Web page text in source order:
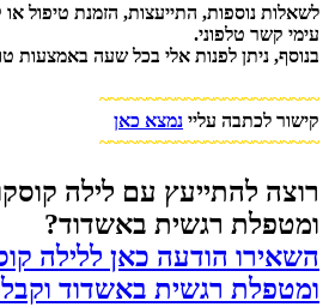
לשאלות נוספות, התייעצות, הזמנת טיפול
עימי קשר טלפוני.
בנוסף, ניתן לפנות אלי בכל שעה באמצעות
~~~~~~~~~~~~~~~~~~~~~~~
קישור לכתבה עליי נמצא כאן
~~~~~~~~~~~~~~~~~~~~~~~​
רוצה להתייעץ עם לילה
ומטפלת רגשית באשדוד?
השאירו הודעה כאן ללילה
ומטפלת רגשית באשדוד